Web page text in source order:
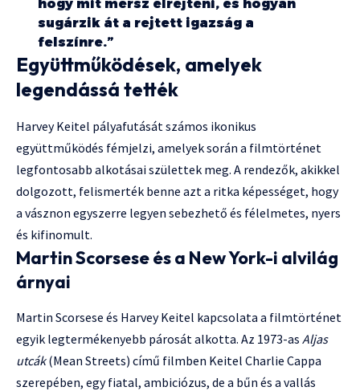
hogy mit mersz elrejteni, és hogyan
sugárzik át a rejtett igazság a
felszínre.”
Együttműködések, amelyek
legendássá tették
Harvey Keitel pályafutását számos ikonikus
együttműködés fémjelzi, amelyek során a filmtörténet
legfontosabb alkotásai születtek meg. A rendezők, akikkel
dolgozott, felismerték benne azt a ritka képességet, hogy
a vásznon egyszerre legyen sebezhető és félelmetes, nyers
és kifinomult.
Martin Scorsese és a New York-i alvilág
árnyai
Martin Scorsese és Harvey Keitel kapcsolata a filmtörténet
egyik legtermékenyebb párosát alkotta. Az 1973-as Aljas
utcák(Mean Streets) című filmben Keitel Charlie Cappa
szerepében, egy fiatal, ambiciózus, de a bűn és a vallás